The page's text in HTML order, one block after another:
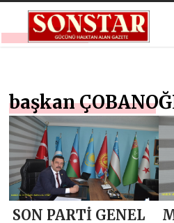
başkan
SON PARTİ GENEL